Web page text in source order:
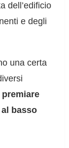
dell’edificio
e degli
una certa
premiare
basso